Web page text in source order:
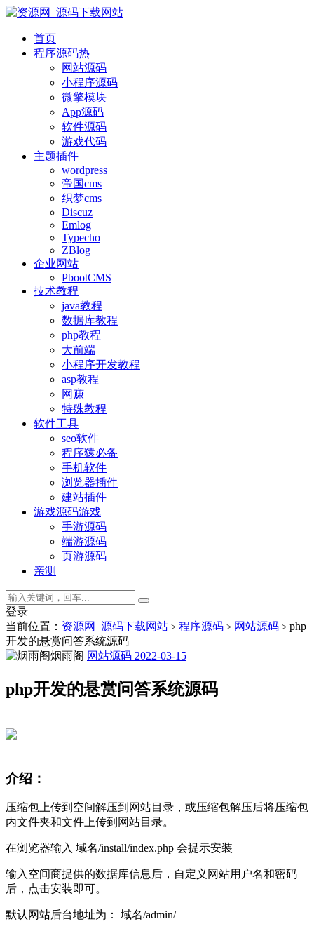
首页
程序源码热
网站源码
小程序源码
微擎模块
App源码
软件源码
游戏代码
主题插件
wordpress
帝国cms
织梦cms
Discuz
Emlog
Typecho
ZBlog
企业网站
PbootCMS
技术教程
java教程
数据库教程
php教程
大前端
小程序开发教程
asp教程
网赚
特殊教程
软件工具
seo软件
程序猿必备
手机软件
浏览器插件
建站插件
游戏源码游戏
手游源码
端游源码
页游源码
亲测
登录
当前位置： 资源网_源码下载网站 > 程序源码 > 网站源码 > php
开发的悬赏问答系统源码
烟雨阁 网站源码 2022-03-15
php开发的悬赏问答系统源码
介绍：
压缩包上传到空间解压到网站目录，或压缩包解压后将压缩包
内文件夹和文件上传到网站目录。
在浏览器输入 域名/install/index.php 会提示安装
输入空间商提供的数据库信息后，自定义网站用户名和密码
后，点击安装即可。
默认网站后台地址为： 域名/admin/